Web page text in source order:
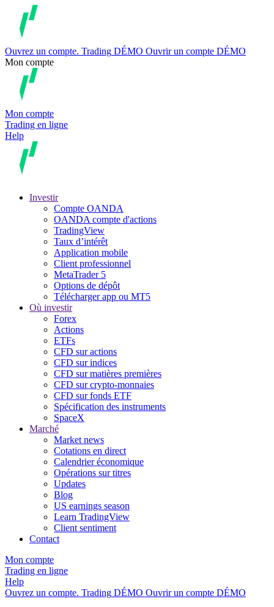
Ouvrez un compte. Trading DÉMO Ouvrir un compte DÉMO
Mon compte
Mon compte
Trading en ligne
Help
Investir
Compte OANDA
OANDA compte d'actions
TradingView
Taux d’intérêt
Application mobile
Client professionnel
MetaTrader 5
Options de dépôt
Télécharger app ou MT5
Où investir
Forex
Actions
ETFs
CFD sur actions
CFD sur indices
CFD sur matières premières
CFD sur crypto-monnaies
CFD sur fonds ETF
Spécification des instruments
SpaceX
Marché
Market news
Cotations en direct
Calendrier économique
Opérations sur titres
Updates
Blog
US earnings season
Learn TradingView
Client sentiment
Contact
Mon compte
Trading en ligne
Help
Ouvrez un compte. Trading DÉMO Ouvrir un compte DÉMO